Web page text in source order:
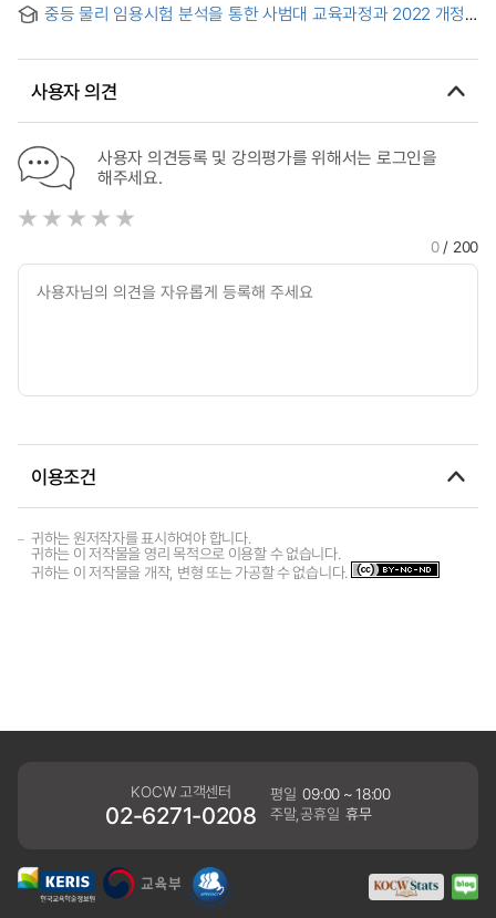
중등 물리 임용시험 분석을 통한 사범대 교육과정과 2022 개정
Test
사용자 의견
사용자 의견등록 및 강의평가를 위해서는 로그인을
해주세요.
0/ 200
이용조건
귀하는 원저작자를 표시하여야 합니다.
귀하는 이 저작물을 영리 목적으로 이용할 수 없습니다.
귀하는 이 저작물을 개작, 변형 또는 가공할 수 없습니다.
KOCW 고객센터
02-6271-0208
평일 09:00 ~ 18:00
주말,공휴일 휴무